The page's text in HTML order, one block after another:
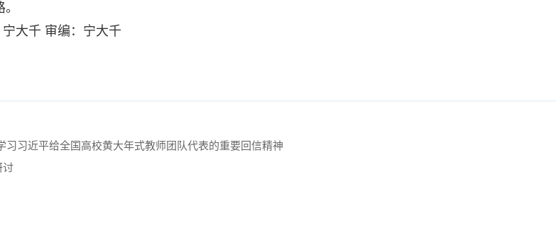
大千 审编：宁大千
习习近平给全国高校黄大年式教师团队代表的重要回信精神
讨